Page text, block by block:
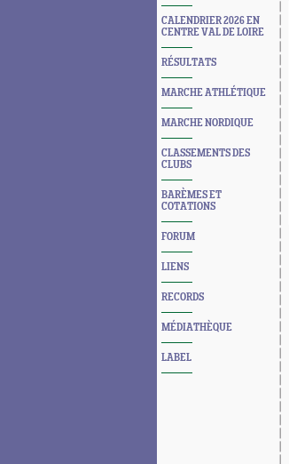
CALENDRIER 2026 EN
CENTRE VAL DE LOIRE
RÉSULTATS
MARCHE ATHLÉTIQUE
MARCHE NORDIQUE
CLASSEMENTS DES
CLUBS
BARÈMES ET
COTATIONS
FORUM
LIENS
RECORDS
MÉDIATHÈQUE
LABEL